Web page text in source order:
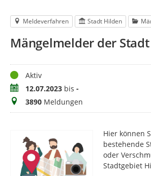
Meldeverfahren Stadt Hilden
Mängelmelder der
StatusAktiv
Zeitraum12.07.2023 bis -
Meldungen
3890 Meldungen
Hier können
bestehende
oder
Stadtgebiet